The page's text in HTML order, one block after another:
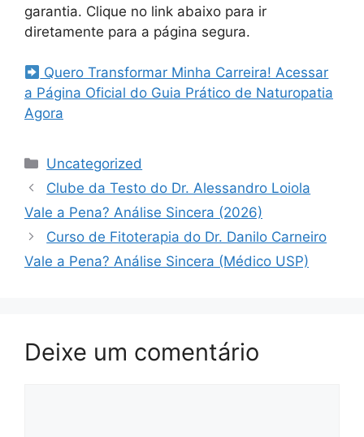
garantia. Clique no link abaixo para ir
diretamente para a página segura.
Quero Transformar Minha Carreira! Acessar
a Página Oficial do Guia Prático de Naturopatia
Agora
Categorias
Uncategorized
Clube da Testo do Dr. Alessandro Loiola
Vale a Pena? Análise Sincera (2026)
Curso de Fitoterapia do Dr. Danilo Carneiro
Vale a Pena? Análise Sincera (Médico USP)
Deixe um comentário